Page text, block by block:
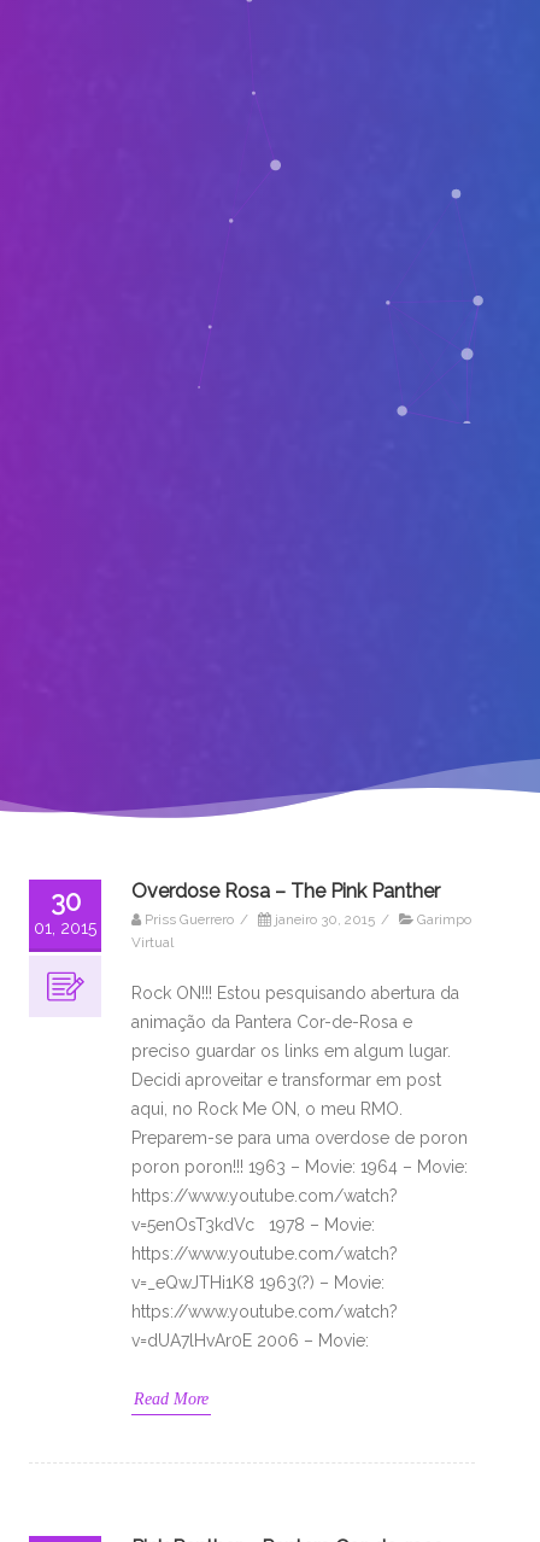
30
01, 2015
Overdose Rosa – The Pink Panther
Priss Guerrero / janeiro 30, 2015 /
Garimpo
Virtual
Rock ON!!! Estou pesquisando abertura da
animação da Pantera Cor-de-Rosa e
preciso guardar os links em algum lugar.
Decidi aproveitar e transformar em post
aqui, no Rock Me ON, o meu RMO.
Preparem-se para uma overdose de poron
poron poron!!! 1963 – Movie: 1964 – Movie:
https://www.youtube.com/watch?
v=5enOsT3kdVc 1978 – Movie:
https://www.youtube.com/watch?
v=_eQwJTHi1K8 1963(?) – Movie:
https://www.youtube.com/watch?
v=dUA7lHvAr0E 2006 – Movie:
Read More